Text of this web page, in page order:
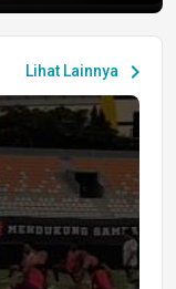
Lihat Lainnya chevron_right